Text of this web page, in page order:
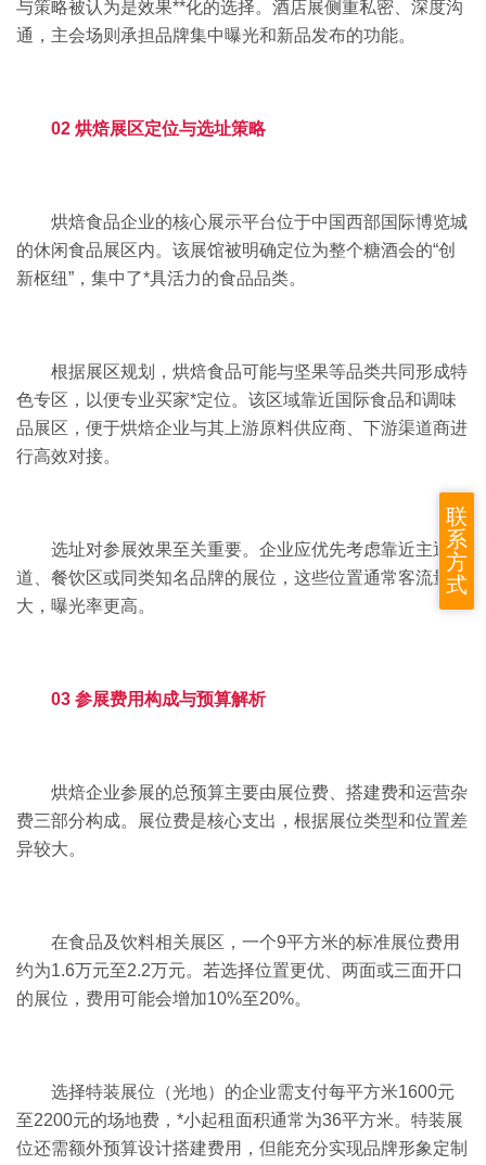
与策略被认为是效果**化的选择。酒店展侧重私密、深度沟
通，主会场则承担品牌集中曝光和新品发布的功能。
02 烘焙展区定位与选址策略
烘焙食品企业的核心展示平台位于中国西部国际博览城
的休闲食品展区内。该展馆被明确定位为整个糖酒会的“创
新枢纽”，集中了*具活力的食品品类。
根据展区规划，烘焙食品可能与坚果等品类共同形成特
色专区，以便专业买家*定位。该区域靠近国际食品和调味
品展区，便于烘焙企业与其上游原料供应商、下游渠道商进
行高效对接。
选址对参展效果至关重要。企业应优先考虑靠近主通
道、餐饮区或同类知名品牌的展位，这些位置通常客流量更
大，曝光率更高。
03 参展费用构成与预算解析
烘焙企业参展的总预算主要由展位费、搭建费和运营杂
费三部分构成。展位费是核心支出，根据展位类型和位置差
异较大。
在食品及饮料相关展区，一个9平方米的标准展位费用
约为1.6万元至2.2万元。若选择位置更优、两面或三面开口
的展位，费用可能会增加10%至20%。
选择特装展位（光地）的企业需支付每平方米1600元
至2200元的场地费，*小起租面积通常为36平方米。特装展
位还需额外预算设计搭建费用，但能充分实现品牌形象定制
联
系
方
式